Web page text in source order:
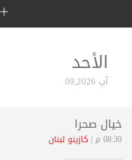
الأحد
آب 09,2026
خيال صحرا
08:30 م |
كازينو لبنان